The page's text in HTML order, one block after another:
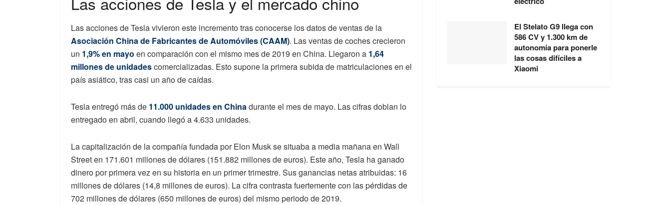
Las acciones de Tesla vivieron este incremento tras conocerse los datos de ventas de la
Asociación China de Fabricantes de Automóviles (CAAM). Las ventas de coches crecieron
un 1,9% en mayo en comparación con el mismo mes de 2019 en China. Llegaron a 1,64
millones de unidadescomercializadas. Esto supone la primera subida de matriculaciones en el
país asiático, tras casi un año de caídas.
Tesla entregó más de 11.000 unidades en Chinadurante el mes de mayo. Las cifras doblan lo
entregado en abril, cuando llegó a 4.633 unidades.
La capitalización de la compañía fundada por Elon Musk se situaba a media mañana en Wall
Street en 171.601 millones de dólares (151.882 millones de euros). Este año, Tesla ha ganado
dinero por primera vez en su historia en un primer trimestre. Sus ganancias netas atribuidas: 16
millones de dólares (14,8 millones de euros). La cifra contrasta fuertemente con las pérdidas de
702 millones de dólares (650 millones de euros) del mismo periodo de 2019.
El Stelato G9 llega con
586 CV y 1.300 km de
autonomía para ponerle
las cosas difíciles a
Xiaomi